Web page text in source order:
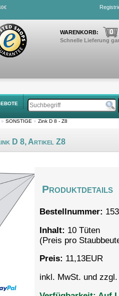
WARENKORB: 0
Schnelle Lieferung
» SONSTIGE » Zink D 8 - Z8
D 8, Artikel Z8
Produktdetails
Bestellnummer:
Inhalt: 10 Tüten
(Preis pro
Preis: 11,13EUR
inkl. MwSt. und